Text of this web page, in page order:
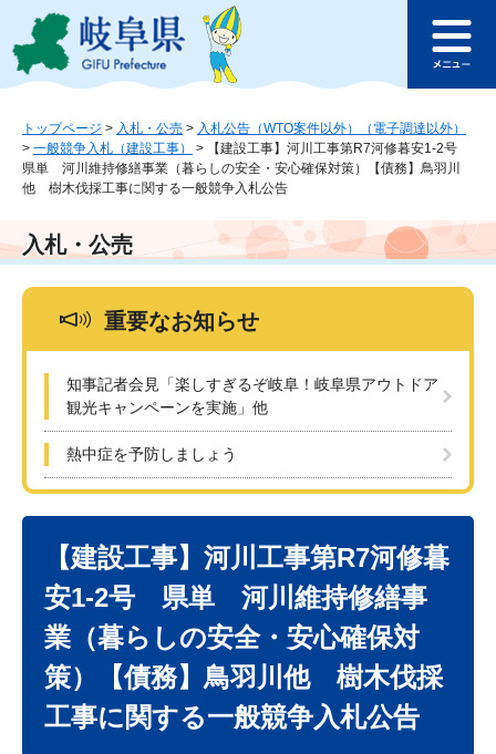
ジ
ュ
文
へ
このページの本文へ
ュ
トップページ > 入札・公売 > 入札公告（WTO案件以外）（電子調達以外）
> 一般競争入札（建設工事） >
【建設工事】河川工事第R7河修暮安1-2号
県単 河川維持修繕事業（暮らしの安全・安心確保対策）【債務】鳥羽川
他 樹木伐採工事に関する一般競争入札公告
入札・公売
重要なお知らせ
知事記者会見「楽しすぎるぞ岐阜！岐阜県アウトドア
観光キャンペーンを実施」他
熱中症を予防しましょう
【建設工事】河川工事第R7河修暮
安1-2号 県単 河川維持修繕事
業（暮らしの安全・安心確保対
策）【債務】鳥羽川他 樹木伐採
工事に関する一般競争入札公告